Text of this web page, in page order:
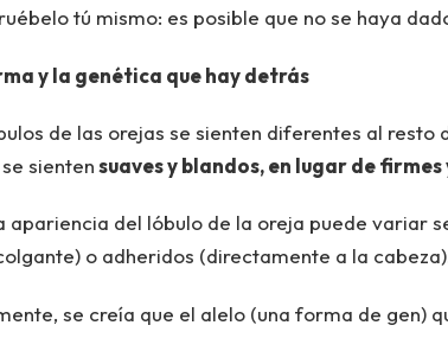
tú mismo: es posible que no se haya
y la genética que hay detrás
de las orejas se sienten diferentes al
sientensuaves y blandos, en lugar de
apariencia del lóbulo de la oreja puede variar
o adheridos (directamente a la
se creía que el alelo (una forma de gen)